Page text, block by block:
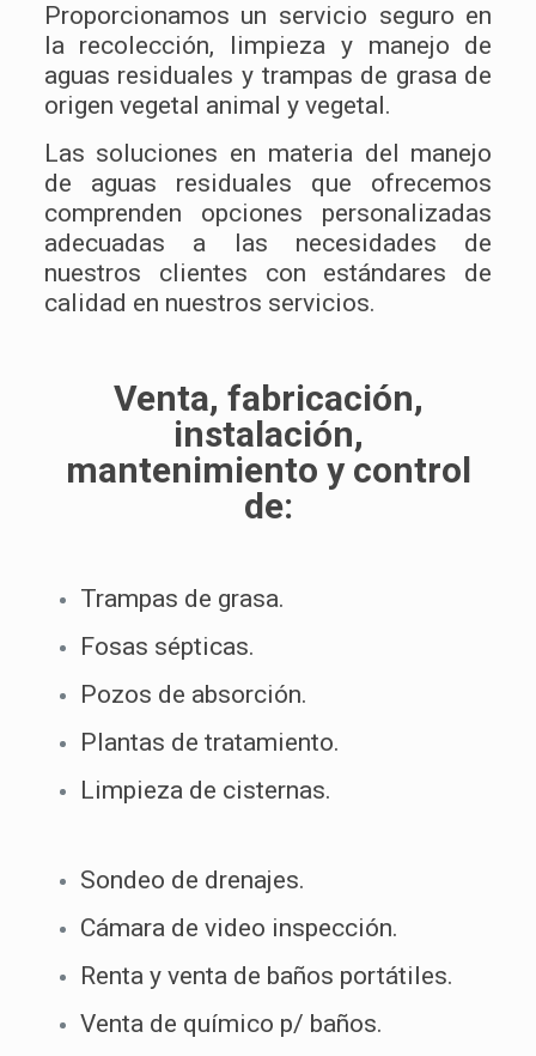
Proporcionamos un servicio seguro en
la recolección, limpieza y manejo de
aguas residuales y trampas de grasa de
origen vegetal animal y vegetal.
Las soluciones en materia del manejo
de aguas residuales que ofrecemos
comprenden opciones personalizadas
adecuadas a las necesidades de
nuestros clientes con estándares de
calidad en nuestros servicios.
Venta, fabricación,
instalación,
mantenimiento y control
de:
Trampas de grasa.
Fosas sépticas.
Pozos de absorción.
Plantas de tratamiento.
Limpieza de cisternas.
Sondeo de drenajes.
Cámara de video inspección.
Renta y venta de baños portátiles.
Venta de químico p/ baños.